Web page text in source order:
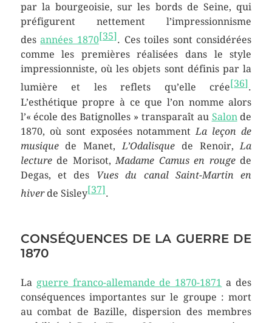
par la bourgeoisie, sur les bords de Seine, qui
préfigurent nettement l’impressionnisme
desannées 1870[35]. Ces toiles sont considérées
comme les premières réalisées dans le style
impressionniste, où les objets sont définis par la
lumière et les reflets qu’elle crée [36].
L’esthétique propre à ce que l’on nomme alors
l’« école des Batignolles » transparaît au Salon de
1870, où sont exposées notamment La leçon de
musiquede Manet, L’Odalisque de Renoir, La
lecturede Morisot, Madame Camus en rougede
Degas, et des Vues du canal Saint-Martin en
hiverde Sisley[37].
CONSÉQUENCES DE LA GUERRE DE
1870
La guerre franco-allemande de 1870-1871 a des
conséquences importantes sur le groupe : mort
au combat de Bazille, dispersion des membres